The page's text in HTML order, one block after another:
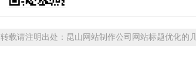
转载请注明出处：昆山网站制作公司网站标题优化的